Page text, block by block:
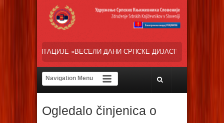
ДИЈАСПОРЕ« НАША ТРЕНУТНА ОСНОВНА ЗАЛАГАЊА СУ
Ogledalo činjenica o